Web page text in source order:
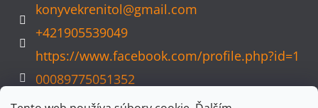
konyvekrenitol@gmail.com
+421905539049
https://www.facebook.com/profile.php?id=1
00089775051352
konyvvarazs